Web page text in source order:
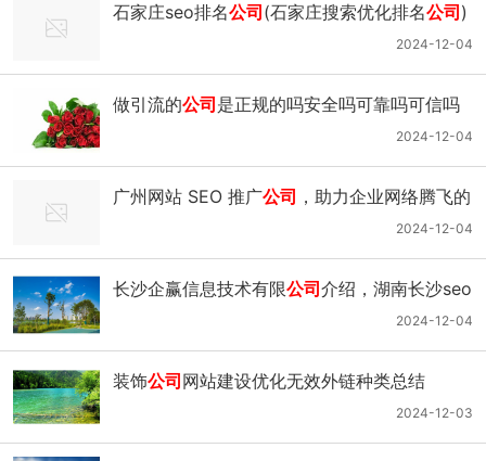
石家庄seo排名公司 (石家庄搜索优化排名公司 )
2024-12-04
做引流的公司 是正规的吗安全吗可靠吗可信吗
2024-12-04
广州网站 SEO 推广公司 ，助力企业网络腾飞的
2024-12-04
长沙企赢信息技术有限公司介绍，湖南长沙seo
2024-12-04
装饰公司 网站建设优化无效外链种类总结
2024-12-03